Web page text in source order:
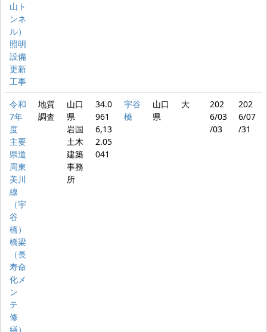
山ト
ンネ
ル）
照明
設備
更新
工事
令和
7年
度
主要
県道
周東
美川
線
（宇
谷
橋）
橋梁
（長
寿命
化メ
ン
テ
修
繕）
地質
調査
山口
県
岩国
土木
建築
事務
所
34.0
961
6,13
2.05
041
宇谷
橋
山口
県
大
202
6/03
/03
202
6/07
/31